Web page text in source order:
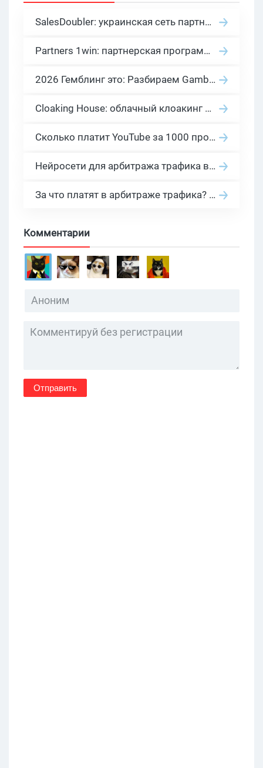
SalesDoubler: украинская сеть партнерских программ с оплатой за действие
Partners 1win: партнерская программа казино в нише гемблинг арбитраж
2026 Гемблинг это: Разбираем Gambling вертикаль, и все что связано с гемблинг и беттинг офферами
Cloaking House: облачный клоакинг для фильтрации ботов FB и Google Ads — гайд PHP-интеграции 2026
Сколько платит YouTube за 1000 просмотров в 2026: реальные цифры от 0.5 до 36 USD по ГЕО
Нейросети для арбитража трафика в 2026: инструменты, кейсы и AI-медиабайеры
За что платят в арбитраже трафика? 30 моделей оплаты в бурж и СНГ партнерках
Комментарии
Отправить